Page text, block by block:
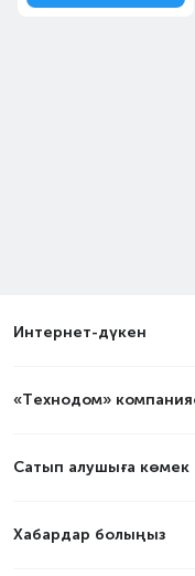
Интернет-дүкен
«Технодом»
Сатып алушыға көмек
Хабардар болыңыз